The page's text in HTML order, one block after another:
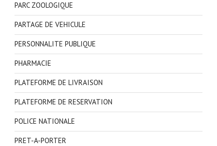
PARC ZOOLOGIQUE
PARTAGE DE VEHICULE
PERSONNALITE PUBLIQUE
PHARMACIE
PLATEFORME DE LIVRAISON
PLATEFORME DE RESERVATION
POLICE NATIONALE
PRET-A-PORTER